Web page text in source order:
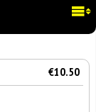
€10.50